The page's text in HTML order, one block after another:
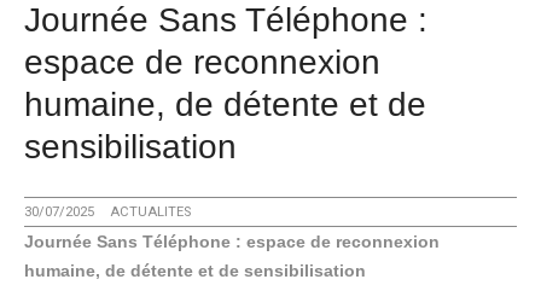
Journée Sans Téléphone :
espace de reconnexion
humaine, de détente et de
sensibilisation
30/07/2025 ACTUALITES
Journée Sans Téléphone : espace de reconnexion
humaine, de détente et de sensibilisation